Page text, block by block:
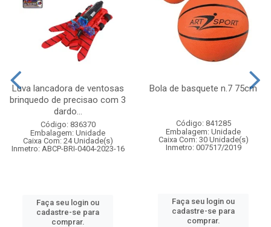
Luva lancadora de ventosas
brinquedo de precisao com 3
dardo...
Código: 836370
Embalagem: Unidade
Caixa Com: 24 Unidade(s)
Inmetro: ABCP-BRI-0404-2023-16
Faça seu login ou
cadastre-se para
comprar.
Bola de basquete n.7 75cm
Código: 841285
Embalagem: Unidade
Caixa Com: 30 Unidade(s)
Inmetro: 007517/2019
Faça seu login ou
cadastre-se para
comprar.